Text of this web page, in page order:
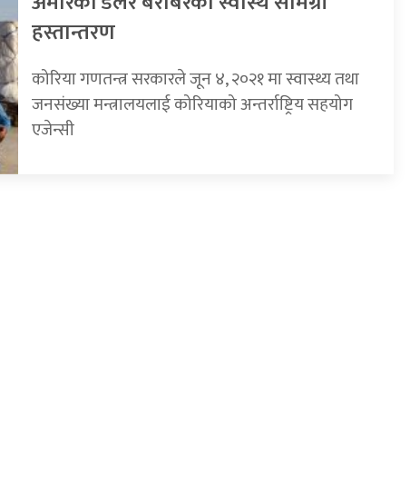
हस्तान्तरण
कोरिया गणतन्त्र सरकारले जून ४, २०२१ मा स्वास्थ्य तथा
जनसंख्या मन्त्रालयलाई कोरियाको अन्तर्राष्ट्रिय सहयोग
एजेन्सी